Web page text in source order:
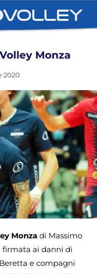
Monza
2020
Monza di Massimo
firmata ai danni di
e compagni